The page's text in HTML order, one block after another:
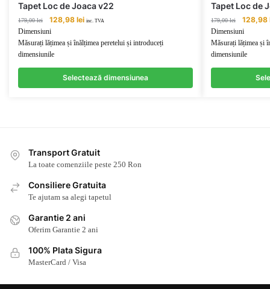
Tapet Loc de Joaca v22
179,00lei
Prețul
inițial
a
fost:
128,98 leiPrețul
este:
inc. TVA
Dimensiuni
Măsurați lățimea și înălțimea peretelui și introduceți
dimensiunile
Selectează dimensiunea
Tapet Loc de
179,00lei
Prețul
inițial
a
fost:
128,98
Dimensiuni
Măsurați lățimea și
dimensiunile
Transport Gratuit
La toate comenziile peste 250 Ron
Consiliere Gratuita
Te ajutam sa alegi tapetul
Garantie 2 ani
Oferim Garantie 2 ani
100% Plata Sigura
MasterCard / Visa